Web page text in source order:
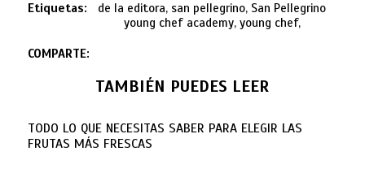
Etiquetas:
de la editora, san pellegrino, San Pellegrino
young chef academy, young chef,
COMPARTE:
TAMBIÉN PUEDES LEER
TODO LO QUE NECESITAS SABER PARA ELEGIR LAS
FRUTAS MÁS FRESCAS